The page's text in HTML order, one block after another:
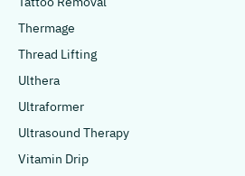
Thermage
Thread Lifting
Ulthera
Ultraformer
Ultrasound Therapy
Vitamin Drip